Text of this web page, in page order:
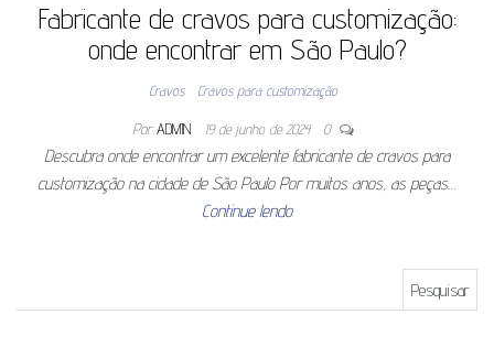
Fabricante de cravos para customização:
onde encontrar em São Paulo?
Cravos Cravos para customização
Por ADMIN 19 de junho de 2024 0
Descubra onde encontrar um excelente fabricante de cravos para
customização na cidade de São Paulo Por muitos anos, as peças…
Continue lendo